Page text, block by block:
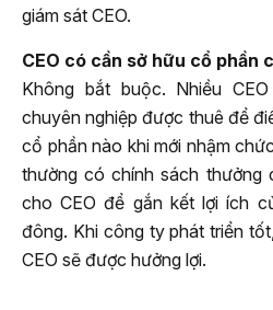
giám sát CEO.
CEO có cần sở hữu cổ phần
Không bắt buộc. Nhiều
chuyên nghiệp được thuê để
cổ phần nào khi mới nhậm
thường có chính sách thưởng
cho CEO để gắn kết lợi ích
đông. Khi công ty phát triển
CEO sẽ được hưởng lợi.